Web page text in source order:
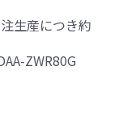
生産につき約
ZWR80G